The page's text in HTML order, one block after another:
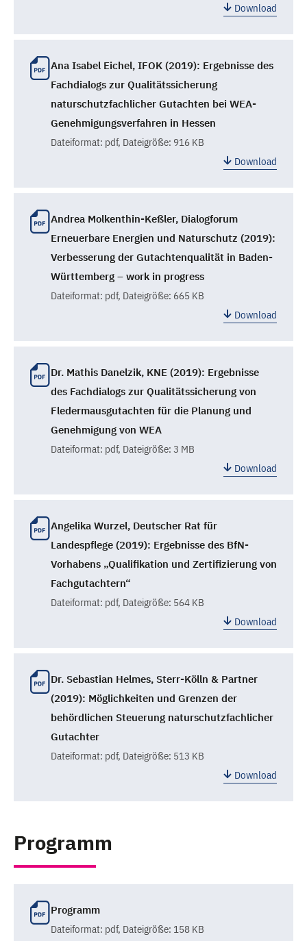
Download
Ana Isabel Eichel, IFOK (2019): Ergebnisse des
Fachdialogs zur Qualitätssicherung
naturschutzfachlicher Gutachten bei WEA-
Genehmigungsverfahren in Hessen
Dateiformat: pdf, Dateigröße: 916 KB
Download
Andrea Molkenthin-Keßler, Dialogforum
Erneuerbare Energien und Naturschutz (2019):
Verbesserung der Gutachtenqualität in Baden-
Württemberg – work in progress
Dateiformat: pdf, Dateigröße: 665 KB
Download
Dr. Mathis Danelzik, KNE (2019): Ergebnisse
des Fachdialogs zur Qualitätssicherung von
Fledermausgutachten für die Planung und
Genehmigung von WEA
Dateiformat: pdf, Dateigröße: 3 MB
Download
Angelika Wurzel, Deutscher Rat für
Landespflege (2019): Ergebnisse des BfN-
Vorhabens „Qualifikation und Zertifizierung von
Fachgutachtern“
Dateiformat: pdf, Dateigröße: 564 KB
Download
Dr. Sebastian Helmes, Sterr-Kölln & Partner
(2019): Möglichkeiten und Grenzen der
behördlichen Steuerung naturschutzfachlicher
Gutachter
Dateiformat: pdf, Dateigröße: 513 KB
Download
Programm
Programm
Dateiformat: pdf, Dateigröße: 158 KB